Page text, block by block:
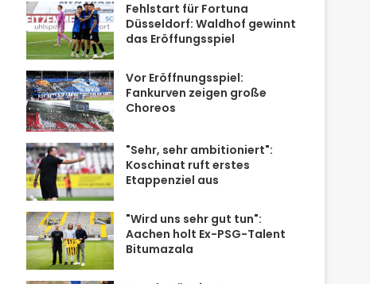
Fehlstart für Fortuna
Düsseldorf: Waldhof gewinnt
das Eröffungsspiel
Vor Eröffnungsspiel:
Fankurven zeigen große
Choreos
"Sehr, sehr ambitioniert":
Koschinat ruft erstes
Etappenziel aus
"Wird uns sehr gut tun":
Aachen holt Ex-PSG-Talent
Bitumazala